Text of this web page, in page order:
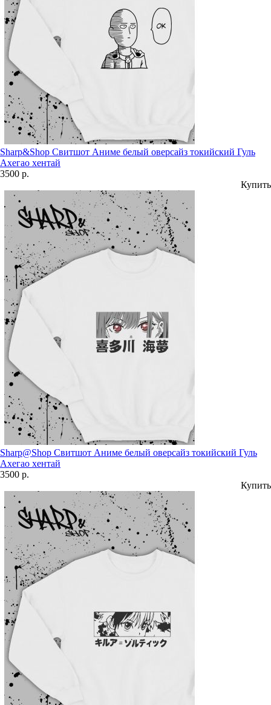
Sharp&Shop Свитшот Аниме белый оверсайз токийский Гуль
Ахегао хентай
3500 р.
Купить
Sharp@Shop Свитшот Аниме белый оверсайз токийский Гуль
Ахегао хентай
3500 р.
Купить